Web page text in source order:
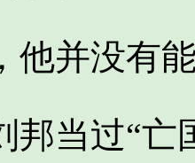
并没有能
当过“亡